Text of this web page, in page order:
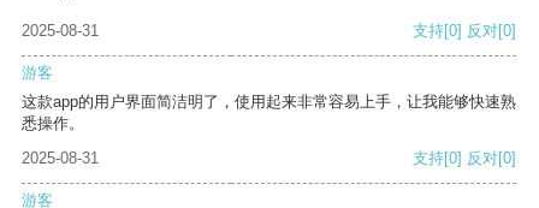
2025-08-31 支持[0] 反对[0]
游客
这款app的用户界面简洁明了，使用起来非常容易上手，让我能够快速熟
悉操作。
2025-08-31
支持[0] 反对[0]
游客